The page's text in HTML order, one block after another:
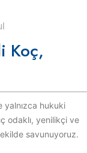
Koç,
yalnızca hukuki
odaklı, yenilikçi ve
savunuyoruz.